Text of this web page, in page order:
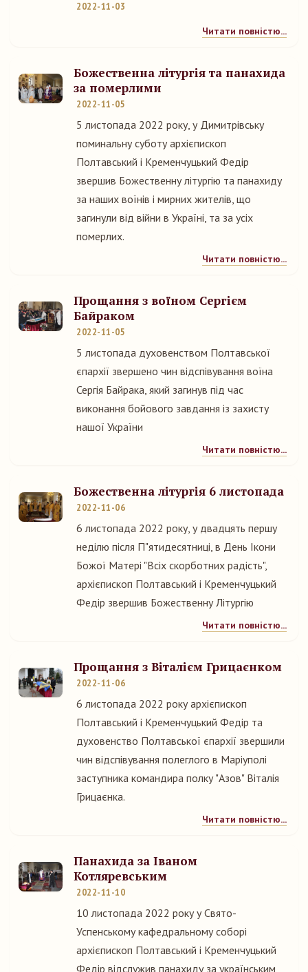
2022-11-03
Читати повністю...
Божественна літургія та панахида
за померлими
2022-11-05
5 листопада 2022 року, у Димитрівську
поминальну суботу архієпископ
Полтавський і Кременчуцький Федір
звершив Божественну літургію та панахиду
за наших воїнів і мирних жителів, що
загинули від війни в Україні, та за усіх
померлих.
Читати повністю...
Прощання з воїном Сергієм
Байраком
2022-11-05
5 листопада духовенством Полтавської
єпархії звершено чин відспівування воїна
Сергія Байрака, який загинув під час
виконання бойового завдання із захисту
нашої України
Читати повністю...
Божественна літургія 6 листопада
2022-11-06
6 листопада 2022 року, у двадцять першу
неділю після П"ятидесятниці, в День Ікони
Божої Матері "Всіх скорботних радість",
архієпископ Полтавський і Кременчуцький
Федір звершив Божественну Літургію
Читати повністю...
Прощання з Віталієм Грицаєнком
2022-11-06
6 листопада 2022 року архієпископ
Полтавський і Кременчуцький Федір та
духовенство Полтавської єпархії звершили
чин відспівування полеглого в Маріуполі
заступника командира полку "Азов" Віталія
Грицаєнка.
Читати повністю...
Панахида за Іваном
Котляревським
2022-11-10
10 листопада 2022 року у Свято-
Успенському кафедральному соборі
архієпископ Полтавський і Кременчуцький
Федір відслужив панахиду за українським